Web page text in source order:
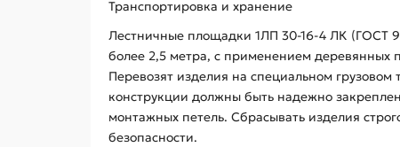
Транспортировка и хранение
Лестничные площадки 1ЛП 30-16-4 ЛК (ГОСТ
более 2,5 метра, с применением деревянных
Перевозят изделия на специальном
конструкции должны быть надежно
монтажных петель. Сбрасывать изделия
безопасности.